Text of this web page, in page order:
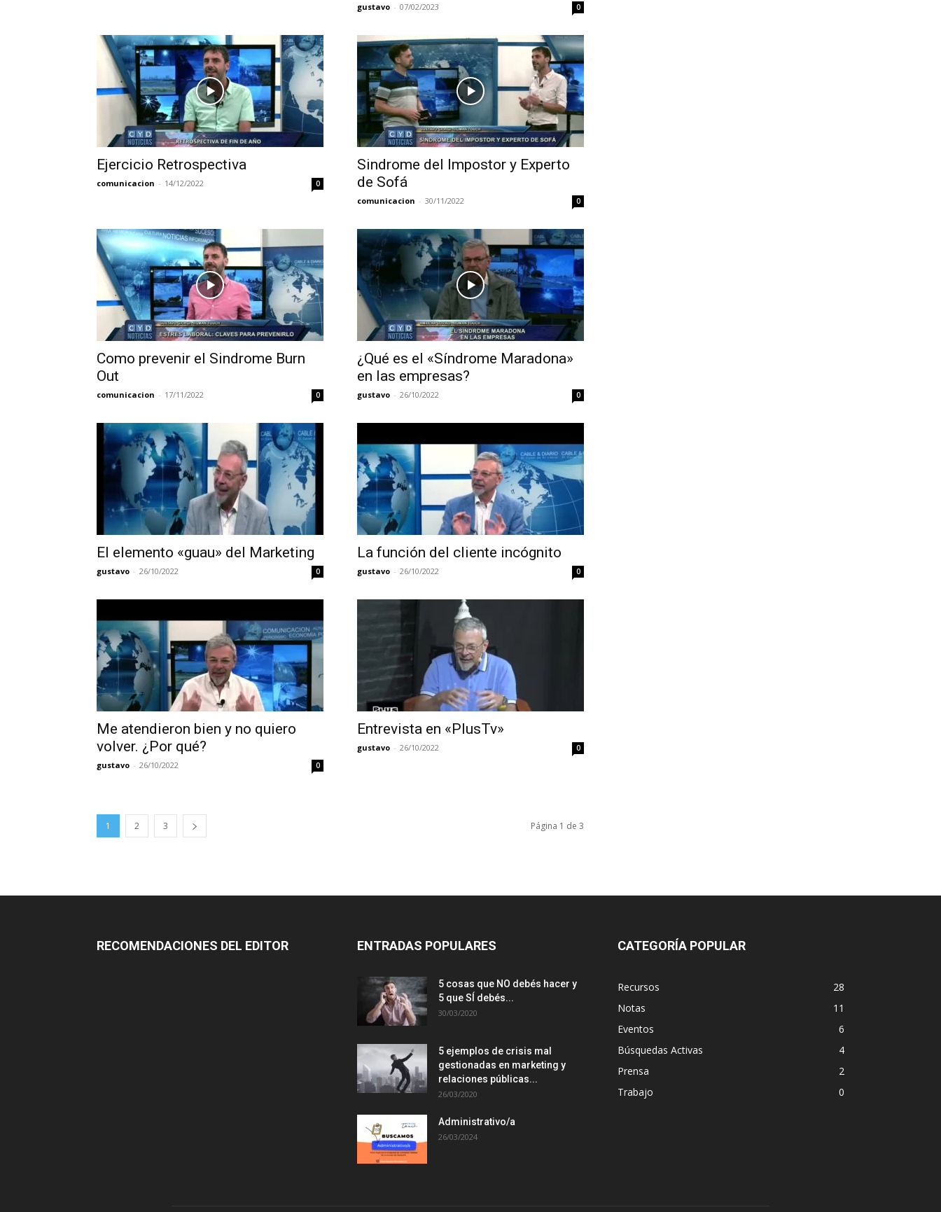
gustavo - 07/02/2023 0
Ejercicio Retrospectiva
comunicacion - 14/12/2022 0
Sindrome del Impostor y Experto
de Sofá
comunicacion - 30/11/2022 0
Como prevenir el Sindrome Burn
Out
comunicacion - 17/11/2022 0
¿Qué es el «Síndrome Maradona»
en las empresas?
gustavo - 26/10/2022 0
El elemento «guau» del Marketing
gustavo - 26/10/2022 0
La función del cliente incógnito
gustavo - 26/10/2022 0
Me atendieron bien y no quiero
volver. ¿Por qué?
gustavo - 26/10/2022 0
Entrevista en «PlusTv»
gustavo - 26/10/2022 0
1 2 3 Página 1 de 3
RECOMENDACIONES DEL EDITOR ENTRADAS POPULARES
5 cosas que NO debés hacer y
5 que SÍ debés...
30/03/2020
5 ejemplos de crisis mal
gestionadas en marketing y
relaciones públicas...
26/03/2020
Administrativo/a
26/03/2024
CATEGORÍA POPULAR
Recursos
28
Notas
11
Eventos
6
Búsquedas Activas
4
Prensa
2
Trabajo
0